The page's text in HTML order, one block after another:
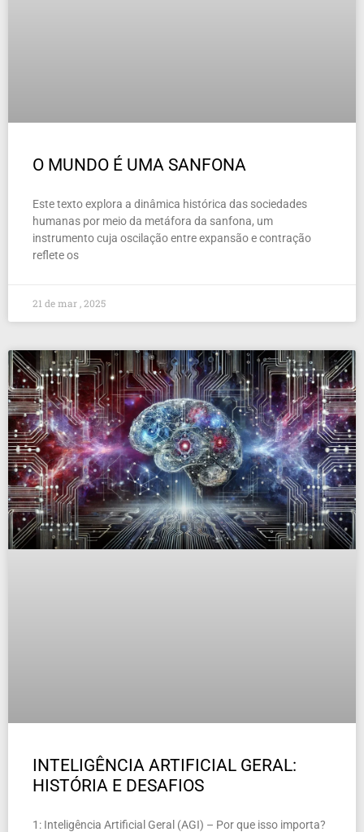
O MUNDO É UMA SANFONA
Este texto explora a dinâmica histórica das sociedades
humanas por meio da metáfora da sanfona, um
instrumento cuja oscilação entre expansão e contração
reflete os
21 de mar , 2025
INTELIGÊNCIA ARTIFICIAL GERAL:
HISTÓRIA E DESAFIOS
1: Inteligência Artificial Geral (AGI) – Por que isso importa?